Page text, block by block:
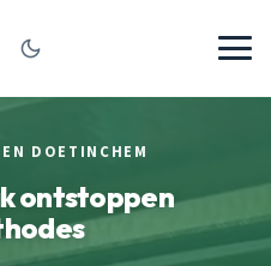
DOETINCHEM
ontstoppen